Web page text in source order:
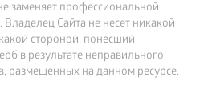
заменяет профессиональной
Владелец Сайта не несет никакой
стороной, понесший
в результате неправильного
размещенных на данном ресурсе.